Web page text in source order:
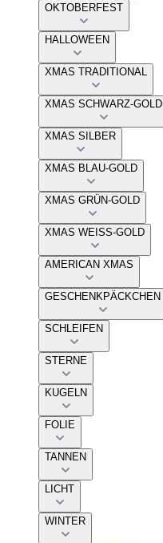
OKTOBERFEST
HALLOWEEN
XMAS TRADITIONAL
XMAS SCHWARZ-GOLD
XMAS SILBER
XMAS BLAU-GOLD
XMAS GRÜN-GOLD
XMAS WEISS-GOLD
AMERICAN XMAS
GESCHENKPÄCKCHEN
SCHLEIFEN
STERNE
KUGELN
FOLIE
TANNEN
LICHT
WINTER